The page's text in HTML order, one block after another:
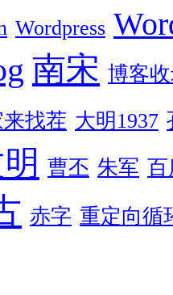
Wordpress
南宋 博客
找茬 大明1937
曹丕 朱军 百
赤字 重定向循